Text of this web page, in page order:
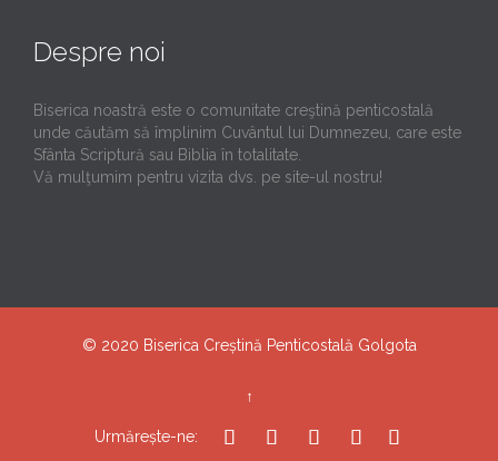
Despre noi
Biserica noastră este o comunitate creştină penticostală
unde căutăm să împlinim Cuvântul lui Dumnezeu, care este
Sfânta Scriptură sau Biblia în totalitate.
Vă mulţumim pentru vizita dvs. pe site-ul nostru!
© 2020 Biserica Creștină Penticostală Golgota
↑
Urmărește-ne:     